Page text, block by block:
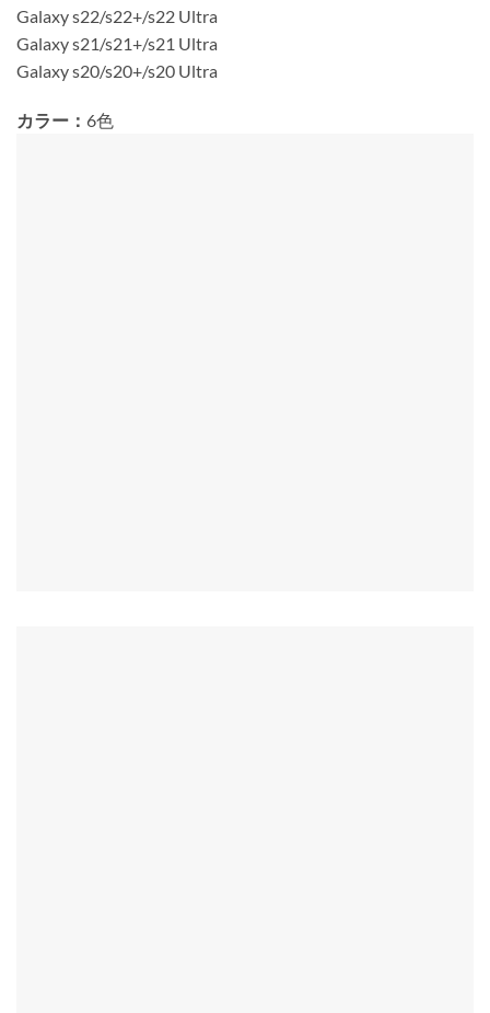
Galaxy s22/s22+/s22 Ultra
Galaxy s21/s21+/s21 Ultra
Galaxy s20/s20+/s20 Ultra
カラー： 6色